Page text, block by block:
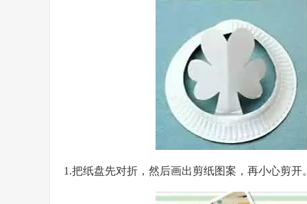
1.把纸盘先对折，然后画出剪纸图案，再小心剪开